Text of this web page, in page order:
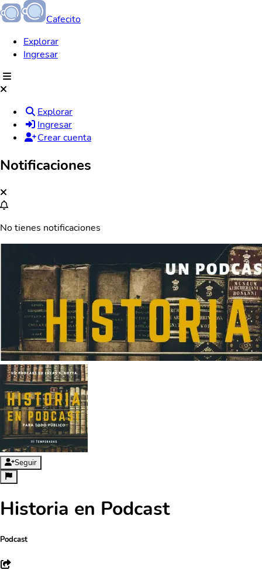
Cafecito
Explorar
Ingresar
Explorar
Ingresar
Crear cuenta
Notificaciones
No tienes notificaciones
Seguir
Historia en Podcast
Podcast